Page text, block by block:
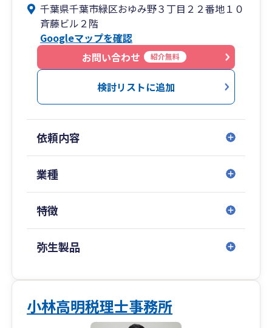
でサポートさせて頂くプランを用意しておりま
す。
是非一度お気軽にご連絡いただければと思いま
【JR外房線「鎌取駅」南口より徒歩5分、蘇我IC
千葉県千葉市緑区おゆみ野３丁目２２番地１０
斉藤ビル２階
Googleマップを確認
お問い合わせ
紹介無料
検討リストに追加
依頼内容
業種
特徴
弥生製品
小林高明税理士事務所